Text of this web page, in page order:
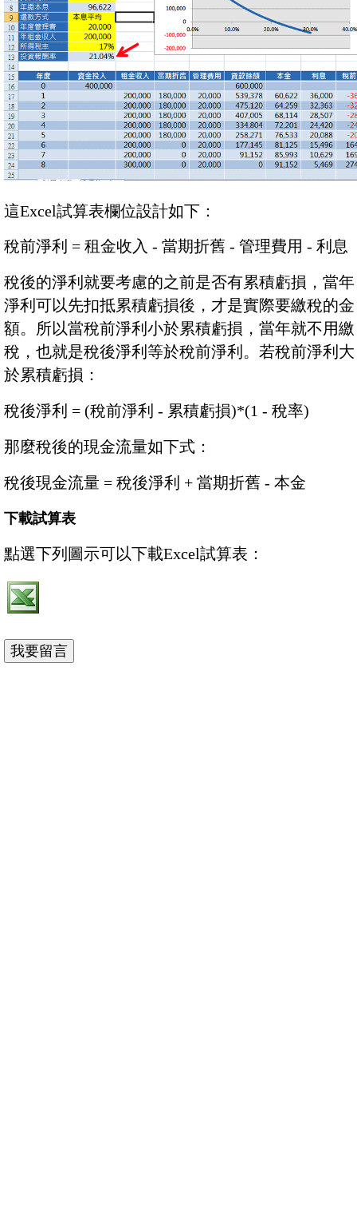
這Excel試算表欄位設計如下：
稅前淨利 = 租金收入 - 當期折舊 - 管理費用 - 利息
稅後的淨利就要考慮的之前是否有累積虧損，當年
淨利可以先扣抵累積虧損後，才是實際要繳稅的金
額。所以當稅前淨利小於累積虧損，當年就不用繳
稅，也就是稅後淨利等於稅前淨利。若稅前淨利大
於累積虧損：
稅後淨利 = (稅前淨利 - 累積虧損)*(1 - 稅率)
那麼稅後的現金流量如下式：
稅後現金流量 = 稅後淨利 + 當期折舊 - 本金
下載試算表
點選下列圖示可以下載Excel試算表：